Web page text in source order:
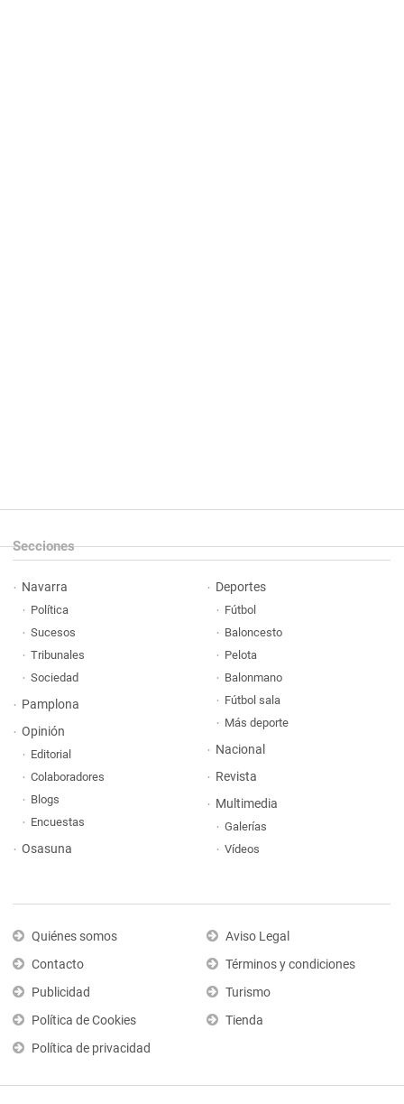
Secciones
Navarra
Política
Sucesos
Tribunales
Sociedad
Pamplona
Opinión
Editorial
Colaboradores
Blogs
Encuestas
Osasuna
Deportes
Fútbol
Baloncesto
Pelota
Balonmano
Fútbol sala
Más deporte
Nacional
Revista
Multimedia
Galerías
Vídeos
Quiénes somos
Contacto
Publicidad
Política de Cookies
Política de privacidad
Aviso Legal
Términos y condiciones
Turismo
Tienda